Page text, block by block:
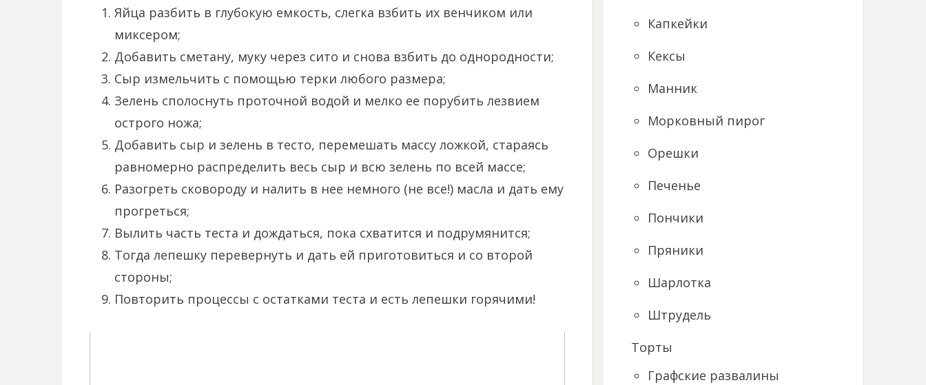
Яйца разбить в глубокую емкость, слегка взбить их венчиком или
миксером;
Добавить сметану, муку через сито и снова взбить до однородности;
Сыр измельчить с помощью терки любого размера;
Зелень сполоснуть проточной водой и мелко ее порубить лезвием
острого ножа;
Добавить сыр и зелень в тесто, перемешать массу ложкой, стараясь
равномерно распределить весь сыр и всю зелень по всей массе;
Разогреть сковороду и налить в нее немного (не все!) масла и дать ему
прогреться;
Вылить часть теста и дождаться, пока схватится и подрумянится;
Тогда лепешку перевернуть и дать ей приготовиться и со второй
стороны;
Повторить процессы с остатками теста и есть лепешки горячими!
Капкейки
Кексы
Манник
Морковный пирог
Орешки
Печенье
Пончики
Пряники
Шарлотка
Штрудель
Торты
Графские развалины